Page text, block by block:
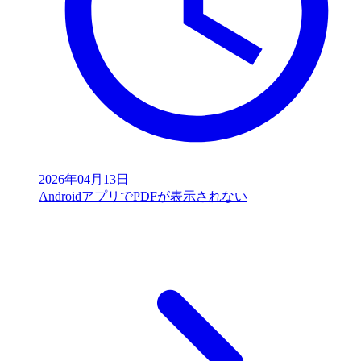
2026年04月13日
AndroidアプリでPDFが表示されない